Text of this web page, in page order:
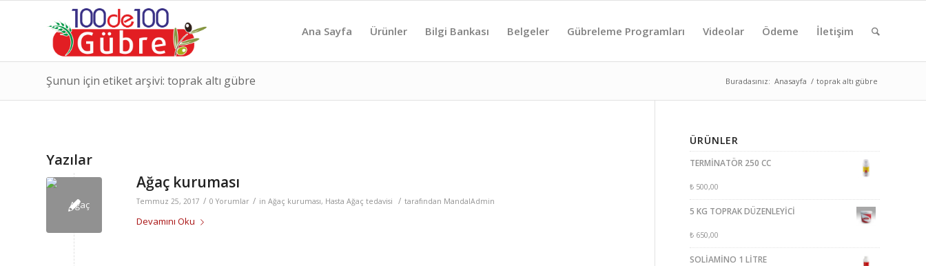
Ana Sayfa Ürünler Bilgi Bankası Belgeler Gübreleme Programları Videolar Ödeme İletişim
Şunun için etiket arşivi: toprak altı gübre Buradasınız: Anasayfa / toprak altı gübre
Yazılar
Ağaç kuruması
Temmuz 25, 2017 / 0 Yorumlar / in Ağaç kuruması, Hasta Ağaç tedavisi / tarafından MandalAdmin
Devamını Oku
ÜRÜNLER
TERMİNATÖR 250 CC
₺ 500,00
5 KG TOPRAK DÜZENLEYİCİ
₺ 650,00
SOLİAMİNO 1 LİTRE